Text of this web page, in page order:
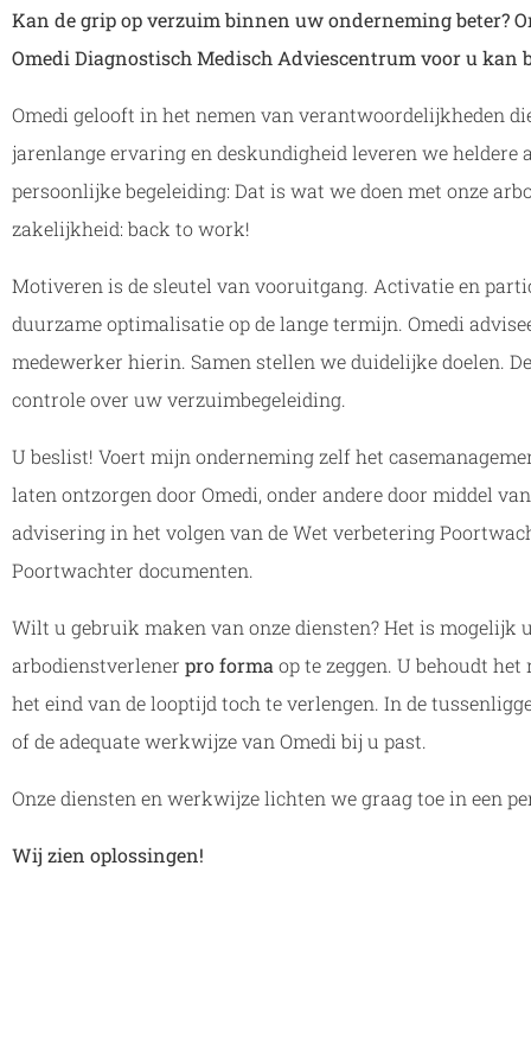
Kan de grip op verzuim binnen uw onderneming beter?
Omedi Diagnostisch Medisch Adviescentrum voor u kan
Omedi gelooft in het nemen van verantwoordelijkheden
jarenlange ervaring en deskundigheid leveren we heldere
persoonlijke begeleiding: Dat is wat we doen met onze
zakelijkheid: back to work!
Motiveren is de sleutel van vooruitgang. Activatie en
duurzame optimalisatie op de lange termijn. Omedi
medewerker hierin. Samen stellen we duidelijke doelen.
controle over uw verzuimbegeleiding.
U beslist! Voert mijn onderneming zelf het
laten ontzorgen door Omedi, onder andere door middel
advisering in het volgen van de Wet verbetering
Poortwachter documenten.
Wilt u gebruik maken van onze diensten? Het is
arbodienstverlener pro forma op te zeggen. U behoudt
het eind van de looptijd toch te verlengen. In de
of de adequate werkwijze van Omedi bij u past.
Onze diensten en werkwijze lichten we graag toe in een
Wij zien oplossingen!